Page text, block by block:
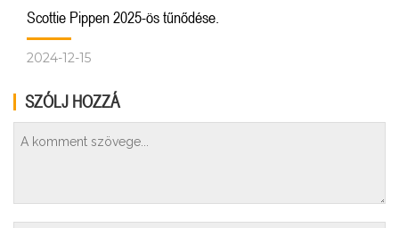
Scottie Pippen 2025-ös tűnődése.
2024-12-15
SZÓLJ HOZZÁ